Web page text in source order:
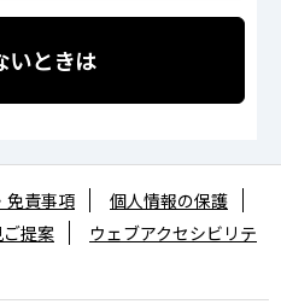
いときは
免責事項
個人情報の保護
提案
ウェブアクセシビリテ